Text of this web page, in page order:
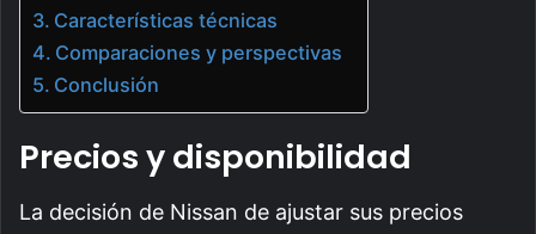
Características técnicas
Comparaciones y perspectivas
Conclusión
Precios y disponibilidad
La decisión de Nissan de ajustar sus precios